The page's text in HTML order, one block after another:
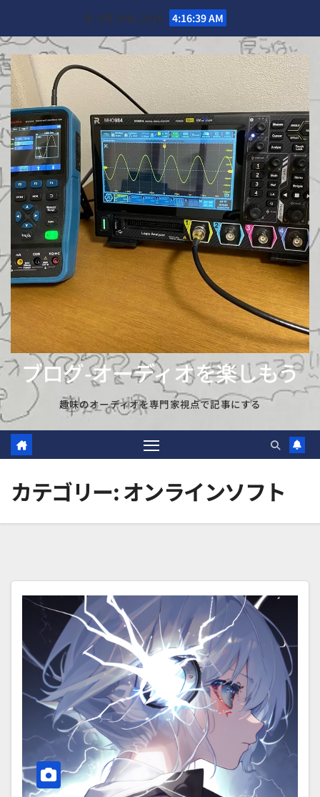
content
月. 8月 10th, 2026 4:16:40 AM
ブログ-オーディオを楽しもう
趣味のオーディオを専門家視点で記事にする
カテゴリー:オンラインソフト